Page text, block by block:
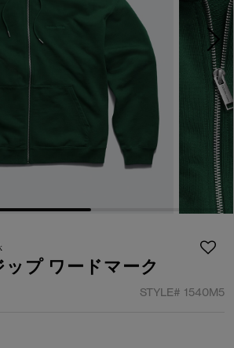
モデル
ンジャパンTシャツ
リー
ェア
ョン
モデル
ンジャパンTシャツ
リー
ェア
ョン
下取り申請
ップ ワードマーク
STYLE# 1540M5